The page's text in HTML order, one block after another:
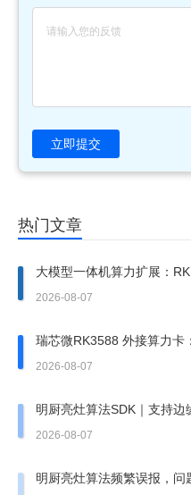
立即提交
热门文章
大模型一体机算力扩展：
2026-08-07
瑞芯微RK3588 外接算力卡
哪一张？
2026-08-07
明厨亮灶算法SDK｜支持
造
2026-08-07
明厨亮灶算法频繁误报，问